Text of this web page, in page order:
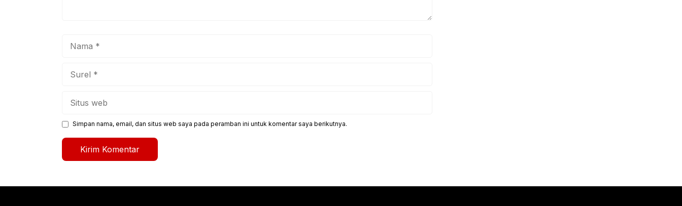
Simpan nama, email, dan situs web saya pada peramban ini untuk komentar saya berikutnya.